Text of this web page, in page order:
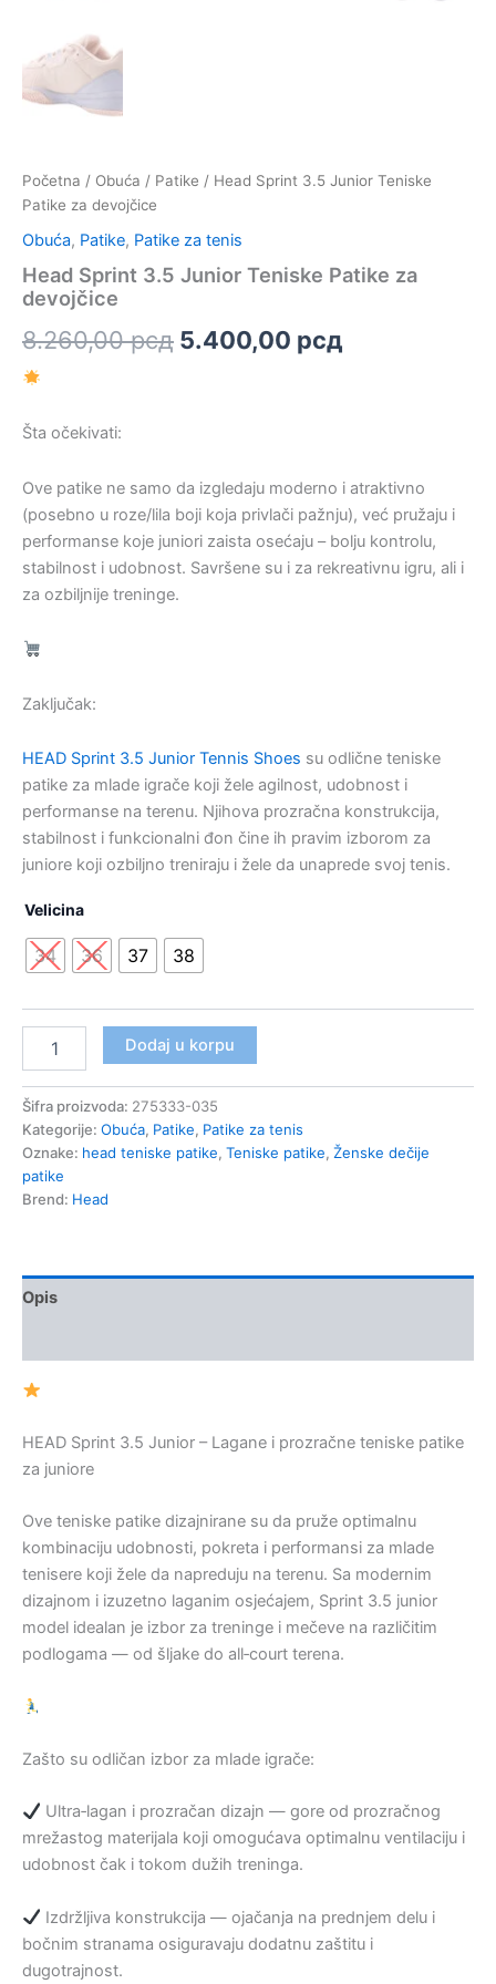
Početna / Obuća / Patike / Head Sprint 3.5 Junior Teniske
Patike za devojčice
Obuća, Patike, Patike za tenis
Head Sprint 3.5 Junior Teniske Patike za
devojčice
8.260,00рсд Originalna
8.260,00 рсд.
5.400,00 рсд
Šta očekivati:
Ove patike ne samo da izgledaju moderno i atraktivno
(posebno u roze/lila boji koja privlači pažnju), već pružaju i
performanse koje juniori zaista osećaju – bolju kontrolu,
stabilnost i udobnost. Savršene su i za rekreativnu igru, ali i
za ozbiljnije treninge.
Zaključak:
HEAD Sprint 3.5 Junior Tennis Shoes su odlične teniske
patike za mlade igrače koji žele agilnost, udobnost i
performanse na terenu. Njihova prozračna konstrukcija,
stabilnost i funkcionalni đon čine ih pravim izborom za
juniore koji ozbiljno treniraju i žele da unaprede svoj tenis.
Velicina
34 36 37 38
Sprint
Junior
Teniske
Patike
za
devojčice
Dodaj u korpu
Šifra proizvoda: 275333-035
Kategorije: Obuća, Patike, Patike za tenis
Oznake: head teniske patike, Teniske patike, Ženske dečije
patike
Brend: Head
Opis
HEAD Sprint 3.5 Junior – Lagane i prozračne teniske patike
za juniore
Ove teniske patike dizajnirane su da pruže optimalnu
kombinaciju udobnosti, pokreta i performansi za mlade
tenisere koji žele da napreduju na terenu. Sa modernim
dizajnom i izuzetno laganim osjećajem, Sprint 3.5 junior
model idealan je izbor za treninge i mečeve na različitim
podlogama — od šljake do all‑court terena.
Zašto su odličan izbor za mlade igrače:
Ultra‑lagan i prozračan dizajn — gore od prozračnog
mrežastog materijala koji omogućava optimalnu ventilaciju i
udobnost čak i tokom dužih treninga.
Izdržljiva konstrukcija — ojačanja na prednjem delu i
bočnim stranama osiguravaju dodatnu zaštitu i
dugotrajnost.